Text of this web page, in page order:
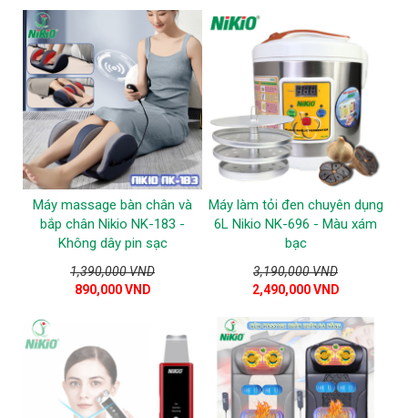
Máy massage bàn chân và
bắp chân Nikio NK-183 -
Không dây pin sạc
1,390,000 VND
890,000 VND
Máy làm tỏi đen chuyên dụng
6L Nikio NK-696 - Màu xám
bạc
3,190,000 VND
2,490,000 VND